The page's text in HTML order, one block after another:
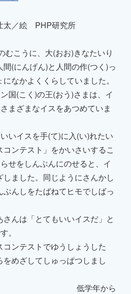
太／絵 PHP研究所
むこうに、大(おお)きなたいり
間(にんげん)と人間の作(つく)っ
なかよくくらしていました。
国(こく)の王(おう)さまは、イ
まざまなイスをあつめていま
いイスを手(て)に入(い)れたい
ンテスト」をかいさいするこ
せをしんぶんにのせると、イ
ました。同じようにさんかし
んしをたばねてヒモでしばっ
んは「とてもいいイスだ」と
。
ンテストでゆうしょうした
をめざしてしゅっぱつしまし
低学年から